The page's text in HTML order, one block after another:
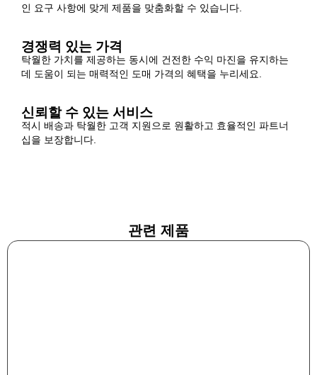
인 요구 사항에 맞게 제품을 맞춤화할 수 있습니다.
경쟁력 있는 가격
탁월한 가치를 제공하는 동시에 건전한 수익 마진을 유지하는
데 도움이 되는 매력적인 도매 가격의 혜택을 누리세요.
신뢰할 수 있는 서비스
적시 배송과 탁월한 고객 지원으로 원활하고 효율적인 파트너
십을 보장합니다.
관련 제품